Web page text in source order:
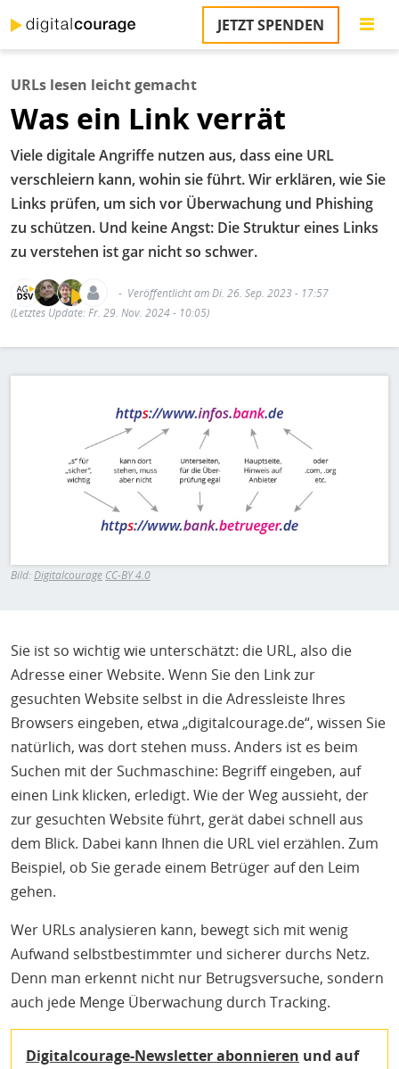
zum
Inhalt
JETZT SPENDEN
URLs lesen leicht gemacht
Was ein Link verrät
Viele digitale Angriffe nutzen aus, dass eine URL
verschleiern kann, wohin sie führt. Wir erklären, wie Sie
Links prüfen, um sich vor Überwachung und Phishing
zu schützen. Und keine Angst: Die Struktur eines Links
zu verstehen ist gar nicht so schwer.
Veröffentlicht am Di. 26. Sep. 2023 - 17:57
(Letztes Update: Fr. 29. Nov. 2024 - 10:05)
Bild
Bild:Digitalcourage CC-BY 4.0
Sie ist so wichtig wie unterschätzt: die URL, also die
Adresse einer Website. Wenn Sie den Link zur
gesuchten Website selbst in die Adressleiste Ihres
Browsers eingeben, etwa „digitalcourage.de“, wissen Sie
natürlich, was dort stehen muss. Anders ist es beim
Suchen mit der Suchmaschine: Begriff eingeben, auf
einen Link klicken, erledigt. Wie der Weg aussieht, der
zur gesuchten Website führt, gerät dabei schnell aus
dem Blick. Dabei kann Ihnen die URL viel erzählen. Zum
Beispiel, ob Sie gerade einem Betrüger auf den Leim
gehen.
Wer URLs analysieren kann, bewegt sich mit wenig
Aufwand selbstbestimmter und sicherer durchs Netz.
Denn man erkennt nicht nur Betrugsversuche, sondern
auch jede Menge Überwachung durch Tracking.
Digitalcourage-Newsletter abonnieren und auf